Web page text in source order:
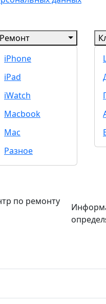
Ремонт
iPhone
iPad
iWatch
Macbook
Mac
Разное
по ремонту